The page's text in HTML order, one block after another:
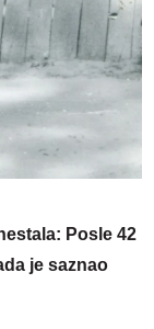
Posle 42
je saznao